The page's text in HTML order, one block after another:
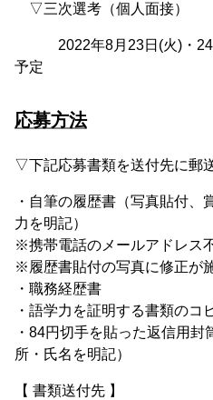
▽三次選考（個人面接）
2022年8月23日(火)・24
予定
応募方法
▽下記応募書類を送付先に郵
・自筆の履歴書（写真貼付、
力を明記）
※携帯電話のメールアドレス
※履歴書貼付の写真に修正が
・職務経歴書
・語学力を証明する書類のコ
・84円切手を貼った返信用
所・氏名を明記）
【 書類送付先 】